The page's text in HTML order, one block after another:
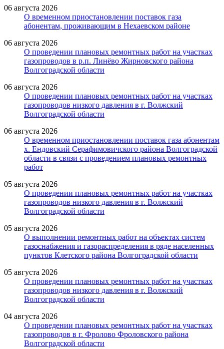
06 августа 2026
О временном приостановлении поставок газа
абонентам, проживающим в Нехаевском районе
06 августа 2026
О проведении плановых ремонтных работ на участках
газопроводов в р.п. Линёво Жирновского района
Волгоградской области
06 августа 2026
О проведении плановых ремонтных работ на участках
газопроводов низкого давления в г. Волжский
Волгоградской области
06 августа 2026
О временном приостановлении поставок газа абонентам
х. Ендовский Серафимовичского района Волгоградской
области в связи с проведением плановых ремонтных
работ
05 августа 2026
О проведении плановых ремонтных работ на участках
газопроводов низкого давления в г. Волжский
Волгоградской области
05 августа 2026
О выполнении ремонтных работ на объектах систем
газоснабжения и газораспределения в ряде населенных
пунктов Клетского района Волгоградской области
05 августа 2026
О проведении плановых ремонтных работ на участках
газопроводов низкого давления в г. Волжский
Волгоградской области
04 августа 2026
О проведении плановых ремонтных работ на участках
газопроводов в г. Фролово Фроловского района
Волгоградской области